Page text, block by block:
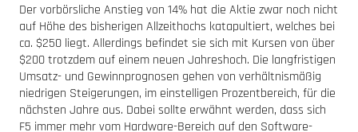
Der vorbörsliche Anstieg von 14% hat die Aktie zwar noch nicht
auf Höhe des bisherigen Allzeithochs katapultiert, welches bei
ca. $250 liegt. Allerdings befindet sie sich mit Kursen von über
$200 trotzdem auf einem neuen Jahreshoch. Die langfristigen
Umsatz- und Gewinnprognosen gehen von verhältnismäßig
niedrigen Steigerungen, im einstelligen Prozentbereich, für die
nächsten Jahre aus. Dabei sollte erwähnt werden, dass sich
F5 immer mehr vom Hardware-Bereich auf den Software-